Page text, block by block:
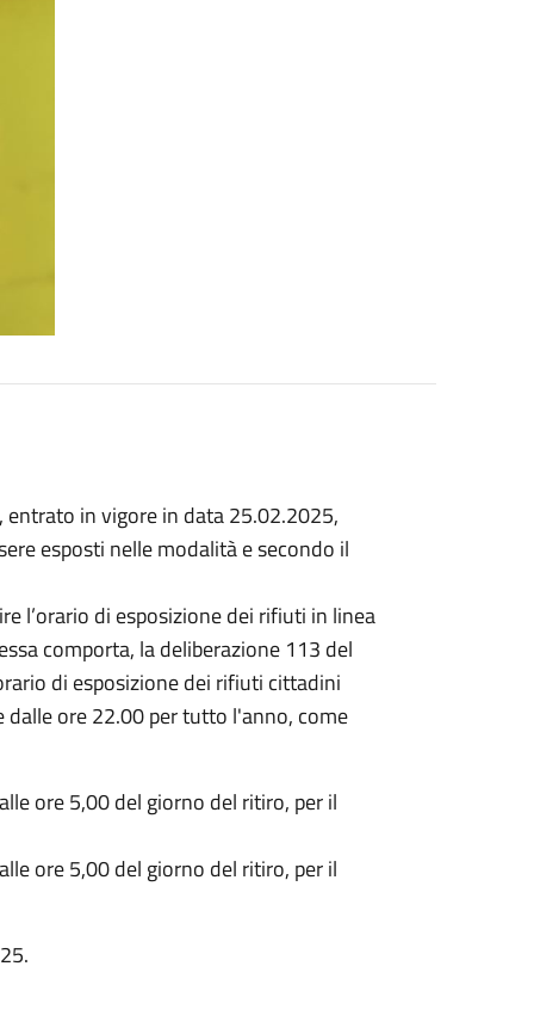
entrato in vigore in data 25.02.2025,
esposti nelle modalità e secondo il
l’orario di esposizione dei rifiuti in linea
comporta, la deliberazione 113 del
di esposizione dei rifiuti cittadini
ore 22.00 per tutto l'anno, come
ore 5,00 del giorno del ritiro, per il
ore 5,00 del giorno del ritiro, per il